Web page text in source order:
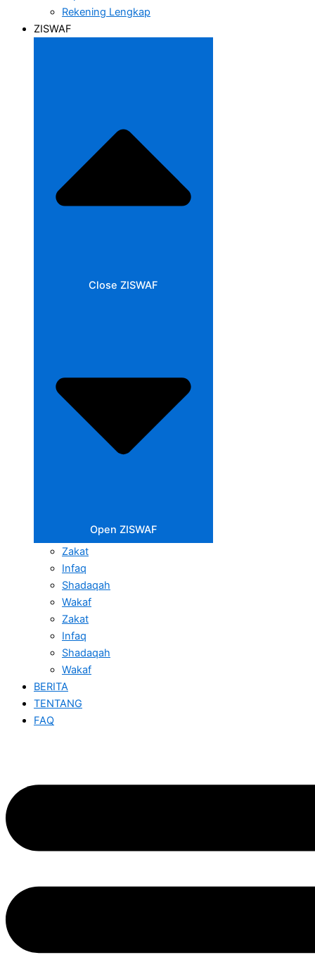
Rekening Lengkap
ZISWAF
Close ZISWAF
Open ZISWAF
Zakat
Infaq
Shadaqah
Wakaf
Zakat
Infaq
Shadaqah
Wakaf
BERITA
TENTANG
FAQ